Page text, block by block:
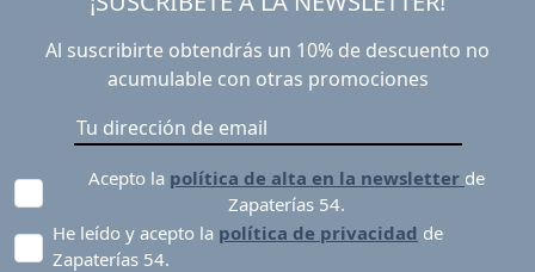
Al suscribirte obtendrás un 10% de descuento no
acumulable con otras promociones
Acepto la política de alta en la newsletter de
Zapaterías 54.
He leído y acepto la política de privacidad de
Zapaterías 54.